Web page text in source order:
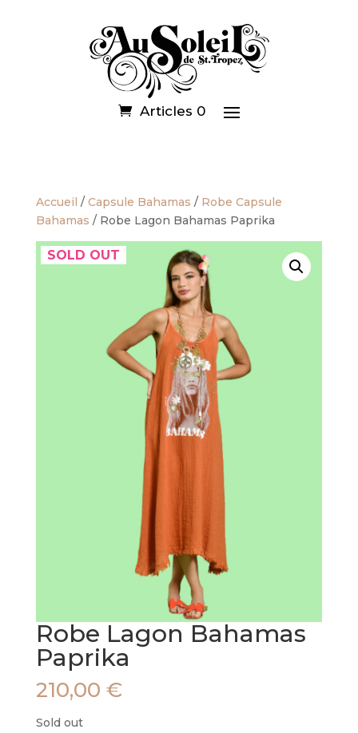
Articles 0
Accueil / Capsule Bahamas / Robe Capsule
Bahamas / Robe Lagon Bahamas Paprika
SOLD OUT
Robe Lagon Bahamas
Paprika
210,00 €
Sold out